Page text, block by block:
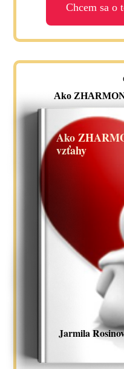
Chcem sa o
Ako
Ako
vzťahy
Jarmila